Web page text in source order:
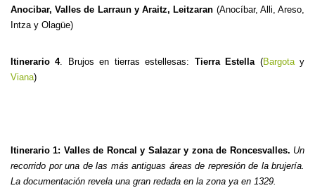
Anocibar, Valles de Larraun y Araitz, Leitzaran (Anocíbar, Alli, Areso,
Intza y Olagüe)
Itinerario 4. Brujos en tierras estellesas: Tierra Estella (Bargotay
Viana)
Itinerario 1: Valles de Roncal y Salazar y zona de Roncesvalles. Un
recorrido por una de las más antiguas áreas de represión de la brujería.
La documentación revela una gran redada en la zona ya en 1329.